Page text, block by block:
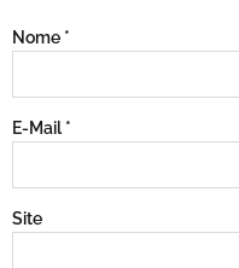
Nome *
E-Mail *
Site